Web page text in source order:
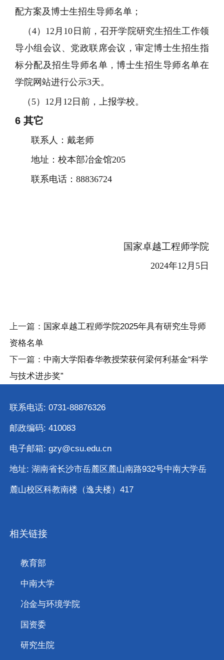
配方案及博士生招生导师名单；
（4）12月10日前，召开学院研究生招生工作领
导小组会议、党政联席会议，审定博士生招生指
标分配及招生导师名单，博士生招生导师名单在
学院网站进行公示3天。
（5）12月12日前，上报学校。
6其它
联系人：戴老师
地址：校本部冶金馆205
联系电话：88836724
国家卓越工程师学院
2024年12月5日
上一篇： 国家卓越工程师学院2025年具有研究生导师
资格名单
下一篇： 中南大学阳春华教授荣获何梁何利基金“科学
与技术进步奖”
联系电话: 0731-88876326
邮政编码: 410083
电子邮箱: gzy@csu.edu.cn
地址: 湖南省长沙市岳麓区麓山南路932号中南大学岳
麓山校区科教南楼（逸夫楼）417
相关链接
教育部
中南大学
冶金与环境学院
国资委
研究生院